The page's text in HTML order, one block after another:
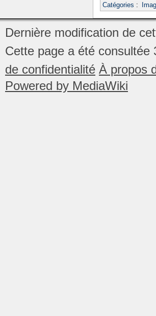
Catégories :
Dernière modification de
Cette page a été consultée
de confidentialité À propos
Powered by MediaWiki